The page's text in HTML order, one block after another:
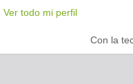
Ver todo mi perfil
Con la